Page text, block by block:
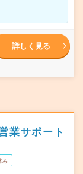
詳しく見る
業サポート
み